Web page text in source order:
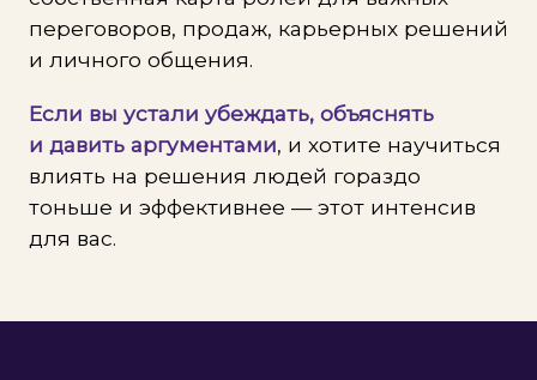
переговоров, продаж, карьерных решений
и личного общения.
Если вы устали убеждать, объяснять
и давить аргументами, и хотите научиться
влиять на решения людей гораздо
тоньше и эффективнее — этот интенсив
для вас.